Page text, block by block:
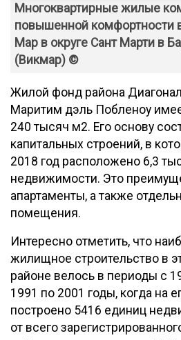
Многоквартирные жилые
повышенной комфортности
Мар в округе Сант Марти в
(Викмар) ©
Жилой фонд района
Маритим дэль Побленоу
240 тысяч м2. Его основу
капитальных строений, в
2018 год расположено 6,3
недвижимости. Это
апартаменты, а также
помещения.
Интересно отметить, что
жилищное строительство в
районе велось в периоды с
1991 по 2001 годы, когда на
построено 5416 единиц
от всего